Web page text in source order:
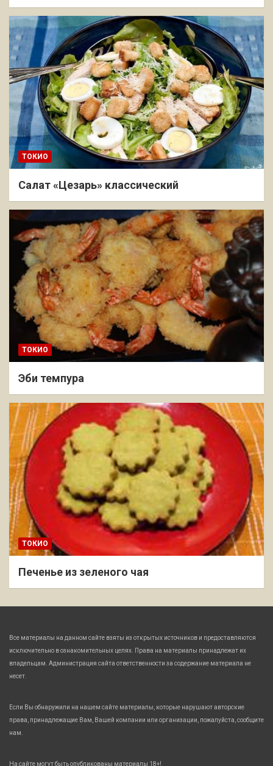
ТОКИО
Салат «Цезарь» классический
ТОКИО
Эби темпура
ТОКИО
Печенье из зеленого чая
Все материалы на данном сайте взяты из открытых источников и предоставляются
исключительно в ознакомительных целях. Права на материалы принадлежат их
владельцам. Администрация сайта ответственности за содержание материала не
несет.
Если Вы обнаружили на нашем сайте материалы, которые нарушают авторские
права, принадлежащие Вам, Вашей компании или организации, пожалуйста, сообщите
нам.
На сайте могут быть опубликованы материалы 18+!